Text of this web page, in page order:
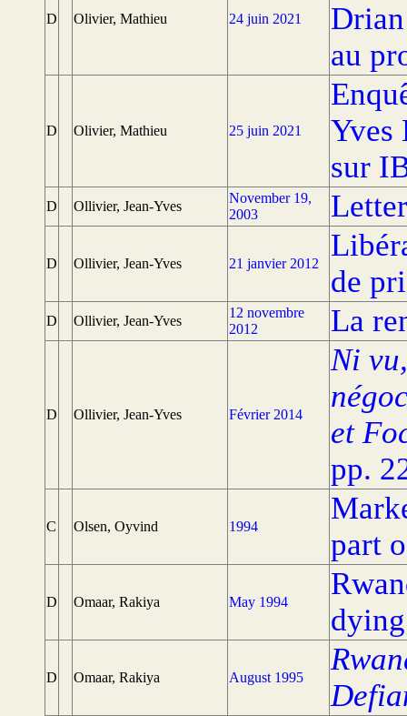
D Olivier, Mathieu 24 juin 2021
au
D Olivier, Mathieu 25 juin 2021
Yves
sur
D Ollivier, Jean-Yves
November 19,
2003
D Ollivier, Jean-Yves 21 janvier 2012
de
D Ollivier, Jean-Yves
12 novembre
2012
La
D Ollivier, Jean-Yves Février 2014
Ni
et
pp.
C Olsen, Oyvind 1994
part
D Omaar, Rakiya May 1994
D Omaar, Rakiya August 1995